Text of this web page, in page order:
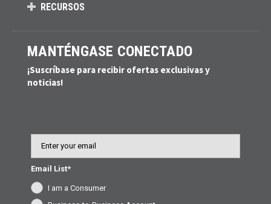
RECURSOS
MANTÉNGASE CONECTADO
¡Suscríbase para recibir ofertas exclusivas y
noticias!
Email List*
I am a Consumer